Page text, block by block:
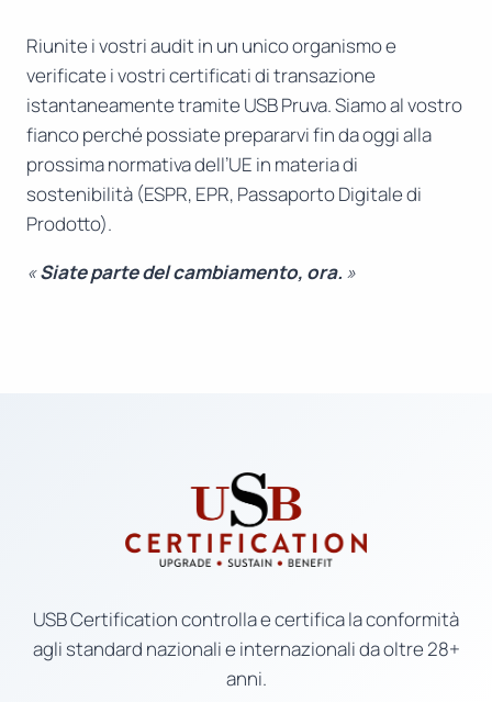
Riunite i vostri audit in un unico organismo e
verificate i vostri certificati di transazione
istantaneamente tramite USB Pruva. Siamo al vostro
fianco perché possiate prepararvi fin da oggi alla
prossima normativa dell’UE in materia di
sostenibilità (ESPR, EPR, Passaporto Digitale di
Prodotto).
«Siate parte del cambiamento, ora. »
USB Certification controlla e certifica la conformità
agli standard nazionali e internazionali da oltre 28+
anni.